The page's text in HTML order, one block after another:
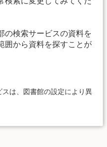
の検索サービスの資料を
囲から資料を探すことが
は、図書館の設定により異